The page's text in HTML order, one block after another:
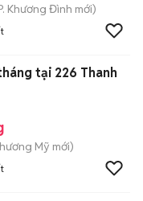
Khương Đình mới)
tại 226 Thanh
Mỹ mới)